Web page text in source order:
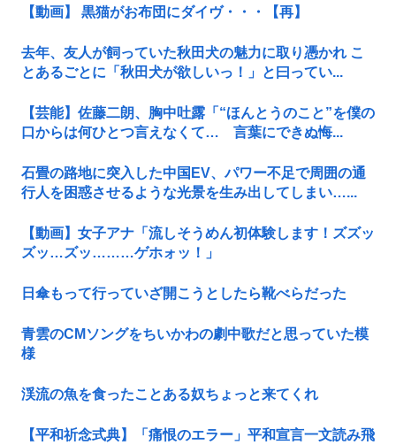
【動画】 黒猫がお布団にダイヴ・・・【再】
去年、友人が飼っていた秋田犬の魅力に取り憑かれ こ
とあるごとに「秋田犬が欲しいっ！」と曰ってい...
【芸能】佐藤二朗、胸中吐露「“ほんとうのこと”を僕の
口からは何ひとつ言えなくて… 言葉にできぬ悔...
石畳の路地に突入した中国EV、パワー不足で周囲の通
行人を困惑させるような光景を生み出してしまい…...
【動画】女子アナ「流しそうめん初体験します！ズズッ
ズッ…ズッ………ゲホォッ！」
日傘もって行っていざ開こうとしたら靴べらだった
青雲のCMソングをちいかわの劇中歌だと思っていた模
様
渓流の魚を食ったことある奴ちょっと来てくれ
【平和祈念式典】「痛恨のエラー」平和宣言一文読み飛